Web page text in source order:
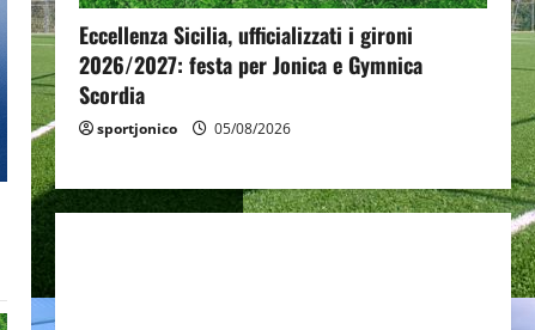
Eccellenza Sicilia, ufficializzati i gironi
2026/2027: festa per Jonica e Gymnica
Scordia
sportjonico 05/08/2026